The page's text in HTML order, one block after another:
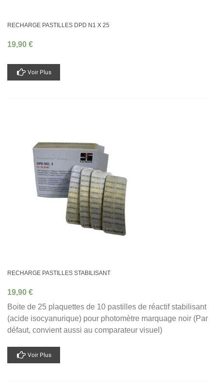
RECHARGE PASTILLES DPD N1 X 25
19,90 €
Voir Plus
RECHARGE PASTILLES STABILISANT
19,90 €
Boite de 25 plaquettes de 10 pastilles de réactif stabilisant
(acide isocyanurique) pour photomètre marquage noir (Par
défaut, convient aussi au comparateur visuel)
Voir Plus